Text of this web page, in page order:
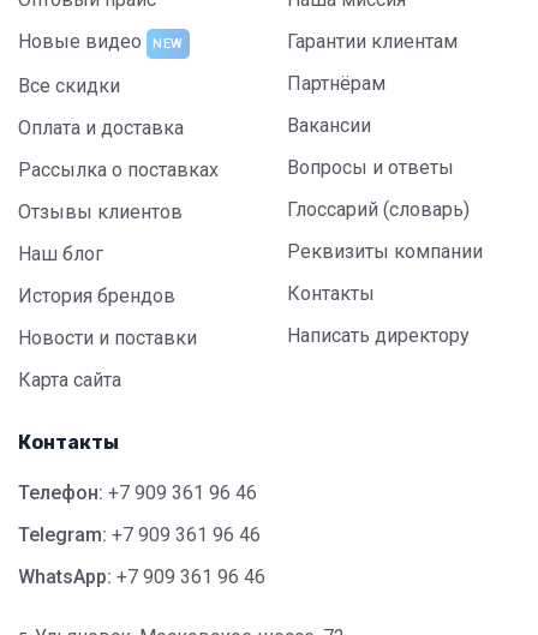
Новые видео
NEW
Все скидки
Оплата и доставка
Рассылка о поставках
Отзывы клиентов
Наш блог
История брендов
Новости и поставки
Карта сайта
Гарантии клиентам
Партнёрам
Вакансии
Вопросы и ответы
Глоссарий (словарь)
Реквизиты компании
Контакты
Написать директору
Контакты
Телефон: +7 909 361 96 46
Telegram: +7 909 361 96 46
WhatsApp: +7 909 361 96 46